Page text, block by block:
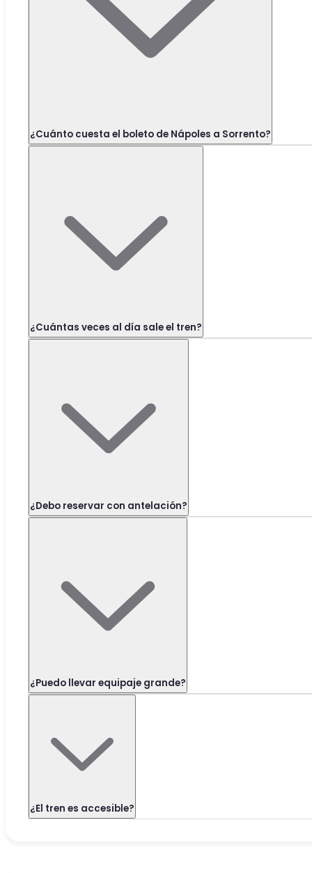
¿Cuánto cuesta el boleto de Nápoles a Sorrento?
¿Cuántas veces al día sale el tren?
¿Debo reservar con antelación?
¿Puedo llevar equipaje grande?
¿El tren es accesible?